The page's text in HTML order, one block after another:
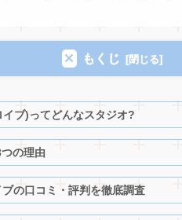
もくじ
ブ)ってどんなスタジオ?
の理由
の口コミ・評判を徹底調査